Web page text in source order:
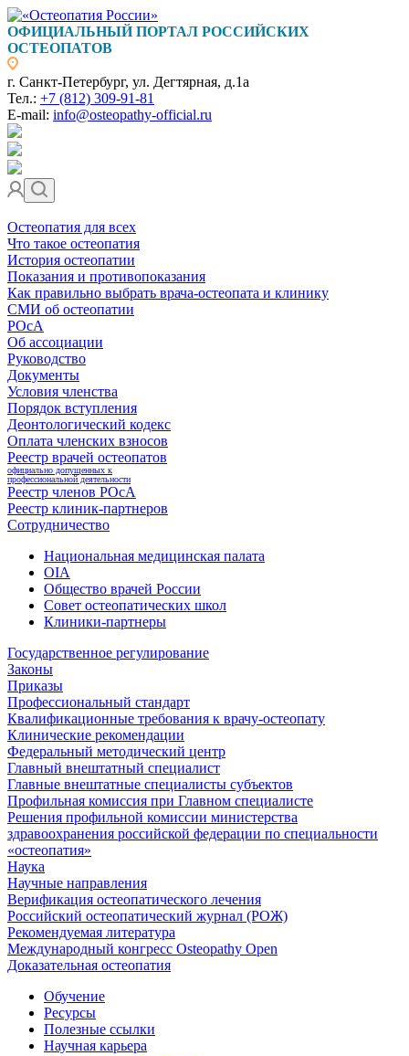
ОФИЦИАЛЬНЫЙ ПОРТАЛ РОССИЙСКИХ
ОСТЕОПАТОВ
г. Санкт-Петербург, ул. Дегтярная, д.1а
Тел.: +7 (812) 309-91-81
E-mail: info@osteopathy-official.ru
Остеопатия для всех
Что такое остеопатия
История остеопатии
Показания и противопоказания
Как правильно выбрать врача-остеопата и клинику
СМИ об остеопатии
РОсА
Об ассоциации
Руководство
Документы
Условия членства
Порядок вступления
Деонтологический кодекс
Оплата членских взносов
Реестр врачей остеопатов
официально допущенных к
профессиональной деятельности
Реестр членов РОсА
Реестр клиник-партнеров
Сотрудничество
Национальная медицинская палата
OIA
Общество врачей России
Совет остеопатических школ
Клиники-партнеры
Государственное регулирование
Законы
Приказы
Профессиональный стандарт
Квалификационные требования к врачу-остеопату
Клинические рекомендации
Федеральный методический центр
Главный внештатный специалист
Главные внештатные специалисты субъектов
Профильная комиссия при Главном специалисте
Решения профильной комиссии министерства
здравоохранения российской федерации по специальности
«остеопатия»
Наука
Научные направления
Верификация остеопатического лечения
Российский остеопатический журнал (РОЖ)
Рекомендуемая литература
Международный конгресс Osteopathy Open
Доказательная остеопатия
Обучение
Ресурсы
Полезные ссылки
Научная карьера